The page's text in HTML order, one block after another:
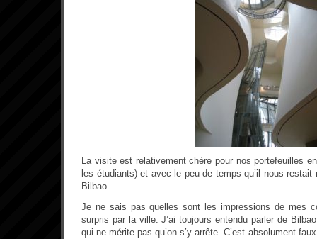
La visite est relativement chère pour nos portefeuilles
les étudiants) et avec le peu de temps qu’il nous restait
Bilbao.
Je ne sais pas quelles sont les impressions de mes
surpris par la ville. J’ai toujours entendu parler de
qui ne mérite pas qu’on s’y arrête. C’est absolument